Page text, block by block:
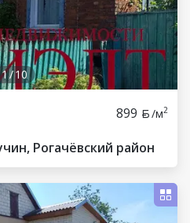
1/10
899 /м2
Рогачёвский район